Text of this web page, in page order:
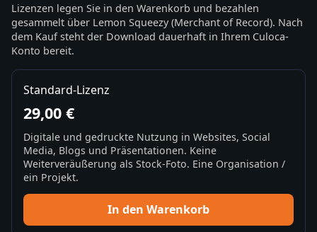
Lizenzen legen Sie in den Warenkorb und bezahlen
gesammelt über Lemon Squeezy (Merchant of Record). Nach
dem Kauf steht der Download dauerhaft in Ihrem Culoca-
Konto bereit.
Standard-Lizenz
29,00 €
Digitale und gedruckte Nutzung in Websites, Social
Media, Blogs und Präsentationen. Keine
Weiterveräußerung als Stock-Foto. Eine Organisation /
ein Projekt.
In den Warenkorb